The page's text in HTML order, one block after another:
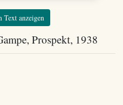
Text anzeigen
Prospekt, 1938